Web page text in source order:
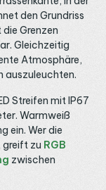
unter
eine gut
einladende
Für den
Rolle
Gerät ab
du die
LED
aus der
Strecken
und
LED
und
in Schutzart
den Grundriss
Grenzen
Gleichzeitig
Atmosphäre,
auszuleuchten.
Streifen mit IP67
Warmweiß
ein. Wer die
greift zu RGB
zwischen